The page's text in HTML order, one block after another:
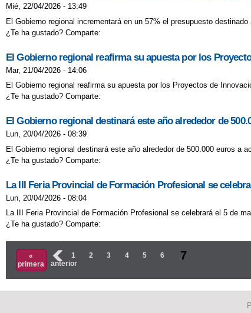
Mié, 22/04/2026 - 13:49
El Gobierno regional incrementará en un 57% el presupuesto
¿Te ha gustado? Comparte:
El Gobierno regional reafirma su apuesta por los
Mar, 21/04/2026 - 14:06
El Gobierno regional reafirma su apuesta por los Proyectos de
¿Te ha gustado? Comparte:
El Gobierno regional destinará este año alrededor de
Lun, 20/04/2026 - 08:39
El Gobierno regional destinará este año alrededor de 500.000 euros
¿Te ha gustado? Comparte:
La III Feria Provincial de Formación Profesional se
Lun, 20/04/2026 - 08:04
La III Feria Provincial de Formación Profesional se celebrará el 5 de
¿Te ha gustado? Comparte:
Páginas
«
primera
‹
anterior
1 2 3 4 5 6 7